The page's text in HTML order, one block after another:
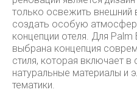
только освежить внешний
создать особую
концепции отеля. Для
выбрана концепция
стиля, которая включает в
натуральные материалы и
тематики.